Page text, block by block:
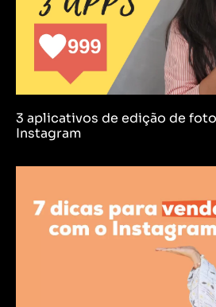
3 aplicativos de edição de
Instagram